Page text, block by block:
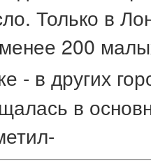
Только в
200
- в других
в